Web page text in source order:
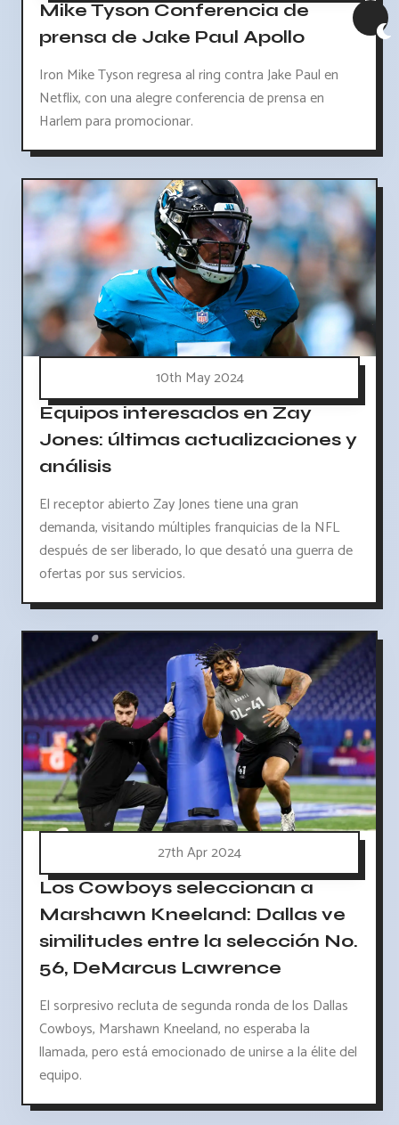
Mike Tyson Conferencia de
prensa de Jake Paul Apollo
Iron Mike Tyson regresa al ring contra Jake Paul en
Netflix, con una alegre conferencia de prensa en
Harlem para promocionar.
10th May 2024
Equipos interesados en Zay
Jones: últimas actualizaciones y
análisis
El receptor abierto Zay Jones tiene una gran
demanda, visitando múltiples franquicias de la NFL
después de ser liberado, lo que desató una guerra de
ofertas por sus servicios.
27th Apr 2024
Los Cowboys seleccionan a
Marshawn Kneeland: Dallas ve
similitudes entre la selección No.
56, DeMarcus Lawrence
El sorpresivo recluta de segunda ronda de los Dallas
Cowboys, Marshawn Kneeland, no esperaba la
llamada, pero está emocionado de unirse a la élite del
equipo.